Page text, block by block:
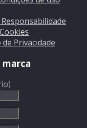
de Privacidade